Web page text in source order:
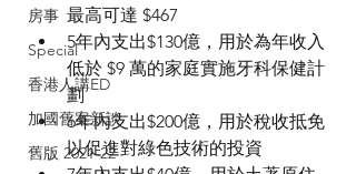
房事
Special
香港人講ED
加國舊案新談
舊版 2021-22
最高可達 $467
5年內支出$130億，用於為年收入
低於 $9 萬的家庭實施牙科保健計
劃
6年內支出$200億，用於稅收抵免
以促進對綠色技術的投資